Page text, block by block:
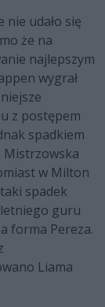
nie udało się
że na
najlepszym
wygrał
z postępem
spadkiem
Mistrzowska
w Milton
spadek
guru
forma Pereza.
Liama